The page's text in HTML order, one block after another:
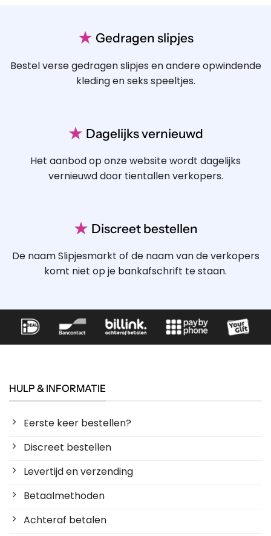
★ Gedragen slipjes
Bestel verse gedragen slipjes en andere opwindende
kleding en seks speeltjes.
★ Dagelijks vernieuwd
Het aanbod op onze website wordt dagelijks
vernieuwd door tientallen verkopers.
★ Discreet bestellen
De naam Slipjesmarkt of de naam van de verkopers
komt niet op je bankafschrift te staan.
HULP & INFORMATIE
Eerste keer bestellen?
Discreet bestellen
Levertijd en verzending
Betaalmethoden
Achteraf betalen